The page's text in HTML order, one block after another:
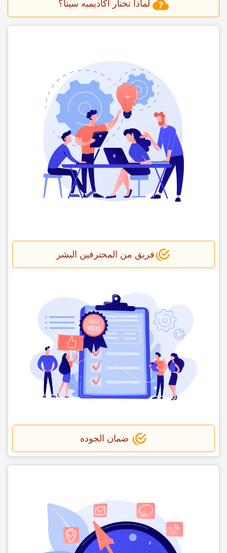
لماذا تختار أکادیمیه سیتا؟
فریق من المحترفین البشر
ضمان الجوده